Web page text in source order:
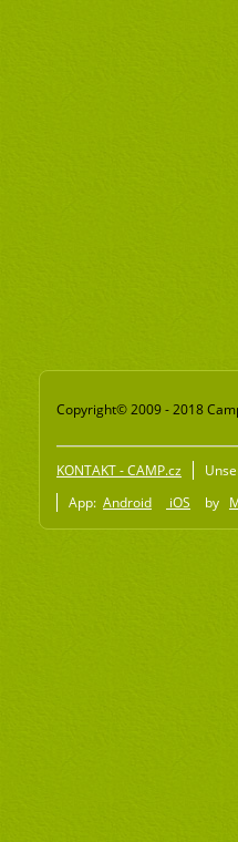
Copyright© 2009 - 2018
KONTAKT - CAMP.cz
App: Android iOS by